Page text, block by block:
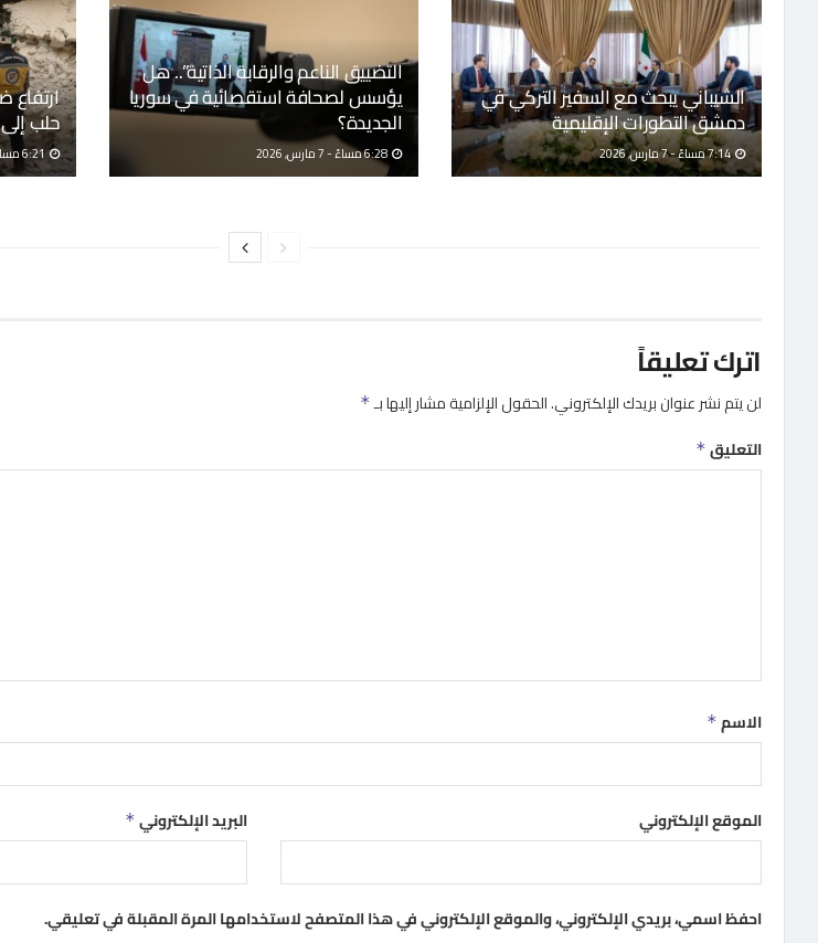
الشيباني يبحث مع السفير التركي في
دمشق التطورات الإقليمية
7:14 مساءً - 7 مارس, 2026
التضييق الناعم والرقابة الذاتية”.. هل
يؤسس لصحافة استقصائية في سوريا
الجديدة؟
ارتفاع
حلب إلى 8
اترك تعليقاً
لن يتم نشر عنوان بريدك الإلكتروني.الحقول الإلزامية مشار إليها بـ *
التعليق *
الاسم *
البريد الإلكتروني * الموقع الإلكتروني
احفظ اسمي، بريدي الإلكتروني، والموقع الإلكتروني في هذا المتصفح لاستخدامها المرة المقبلة في تعليقي.